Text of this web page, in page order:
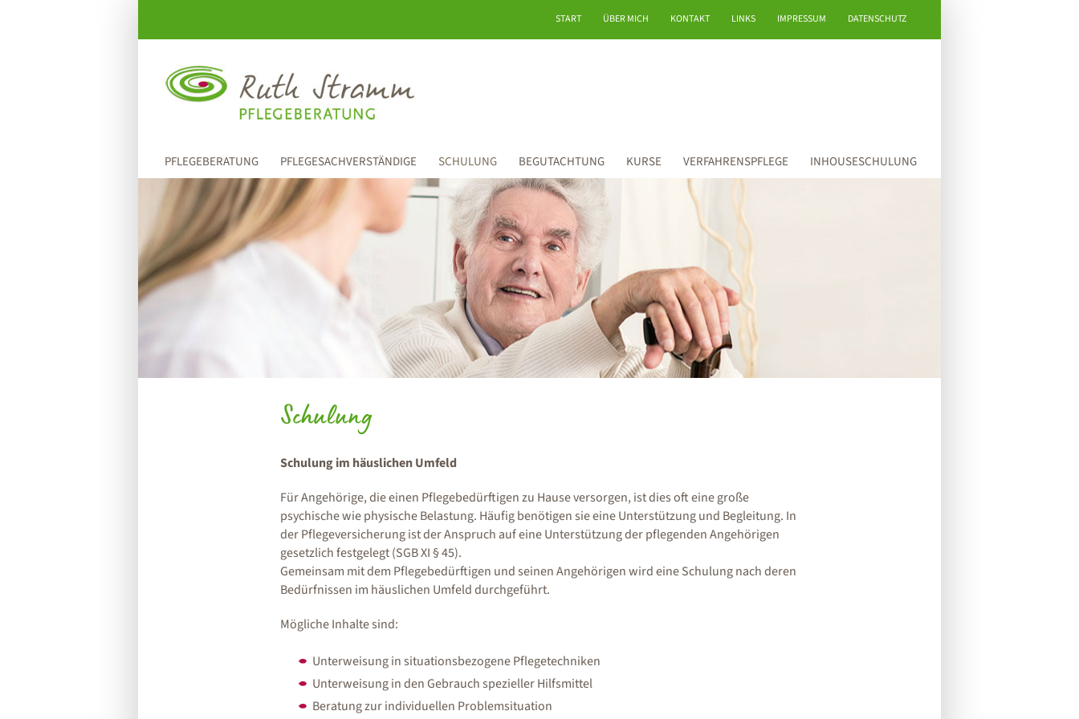
START ÜBER MICH KONTAKT LINKS IMPRESSUM DATENSCHUTZ
PFLEGEBERATUNG PFLEGESACHVERSTÄNDIGE SCHULUNG BEGUTACHTUNG KURSE VERFAHRENSPFLEGE INHOUSESCHULUNG
Schulung
Schulung im häuslichen Umfeld
Für Angehörige, die einen Pflegebedürftigen zu Hause versorgen, ist dies oft eine große
psychische wie physische Belastung. Häufig benötigen sie eine Unterstützung und Begleitung. In
der Pflegeversicherung ist der Anspruch auf eine Unterstützung der pflegenden Angehörigen
gesetzlich festgelegt (SGB XI § 45).
Gemeinsam mit dem Pflegebedürftigen und seinen Angehörigen wird eine Schulung nach deren
Bedürfnissen im häuslichen Umfeld durchgeführt.
Mögliche Inhalte sind:
Unterweisung in situationsbezogene Pflegetechniken
Unterweisung in den Gebrauch spezieller Hilfsmittel
Beratung zur individuellen Problemsituation